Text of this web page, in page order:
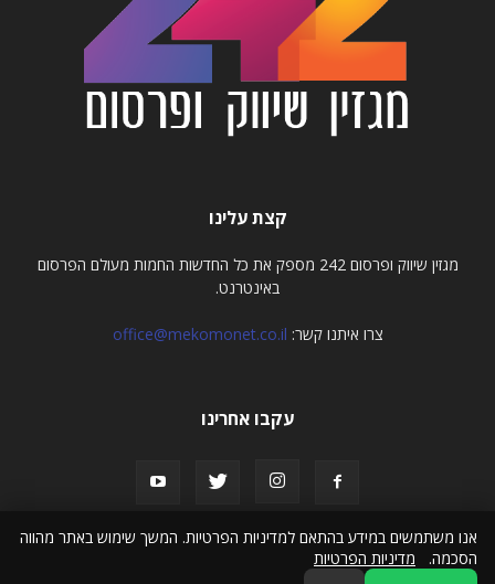
קצת עלינו
מגזין שיווק ופרסום 242 מספק את כל החדשות החמות מעולם הפרסום
באינטרנט.
צרו איתנו קשר: office@mekomonet.co.il
עקבו אחרינו
תמיכה פרסמו אצלנו מחפשים כותבים
אנו משתמשים במידע בהתאם למדיניות הפרטיות. המשך שימוש באתר מהווה
הסכמה. מדיניות הפרטיות